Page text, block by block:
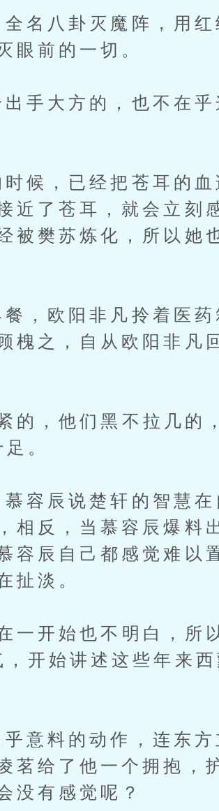
名八卦灭魔阵，用红
眼前的一切。
手大方的，也不在乎
候，已经把苍耳的血
近了苍耳，就会立刻
被樊苏炼化，所以她
，欧阳非凡拎着医药
槐之，自从欧阳非凡
，他们黑不拉几的
。
容辰说楚轩的智慧在
相反，当慕容辰爆料
容辰自己都感觉难以
扯淡。
开始也不明白，所
开始讲述这些年来
意料的动作，连东方
茗给了他一个拥抱，
没有感觉呢？